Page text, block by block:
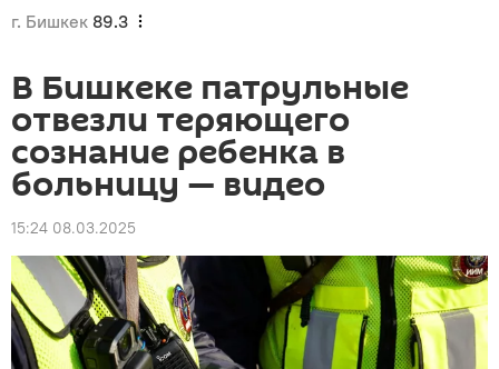
г. Бишкек 89.3
В Бишкеке патрульные
отвезли теряющего
сознание ребенка в
больницу — видео
15:24 08.03.2025